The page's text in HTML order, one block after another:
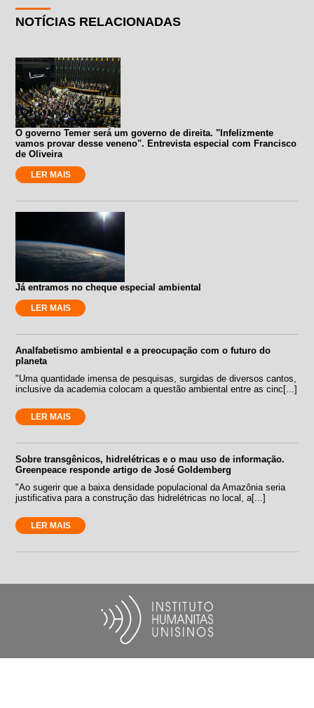
NOTÍCIAS RELACIONADAS
O governo Temer será um governo de direita. "Infelizmente
vamos provar desse veneno". Entrevista especial com Francisco
de Oliveira
LER MAIS
Já entramos no cheque especial ambiental
LER MAIS
Analfabetismo ambiental e a preocupação com o futuro do
planeta
"Uma quantidade imensa de pesquisas, surgidas de diversos cantos,
inclusive da academia colocam a questão ambiental entre as cinc[...]
LER MAIS
Sobre transgênicos, hidrelétricas e o mau uso de informação.
Greenpeace responde artigo de José Goldemberg
"Ao sugerir que a baixa densidade populacional da Amazônia seria
justificativa para a construção das hidrelétricas no local, a[...]
LER MAIS